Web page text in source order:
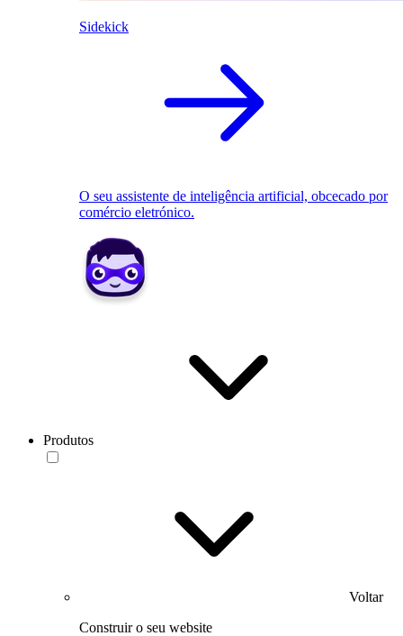
Sidekick
O seu assistente de inteligência artificial, obcecado por
comércio eletrónico.
Produtos
Voltar
Construir o seu website